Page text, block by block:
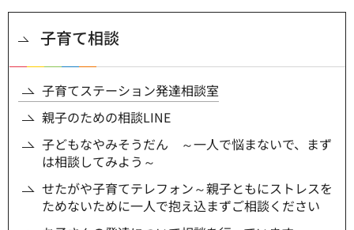
子育て相談
子育てステーション発達相談室
親子のための相談LINE
子どもなやみそうだん ～一人で悩まないで、まず
は相談してみよう～
せたがや子育てテレフォン～親子ともにストレスを
ためないために一人で抱え込まずご相談ください